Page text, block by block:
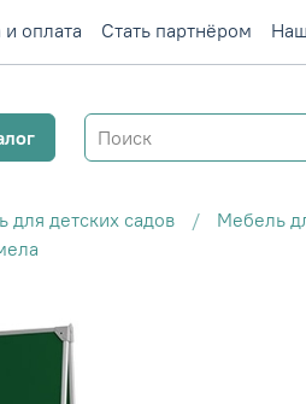
и оплата Стать партнёром
для детских садов Мебель